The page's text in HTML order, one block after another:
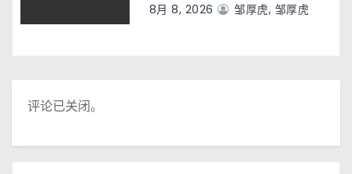
8月 8, 2026 邹厚虎, 邹厚虎
评论已关闭。